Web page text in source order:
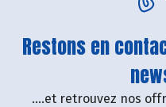
Restons en
....et retrouvez nos